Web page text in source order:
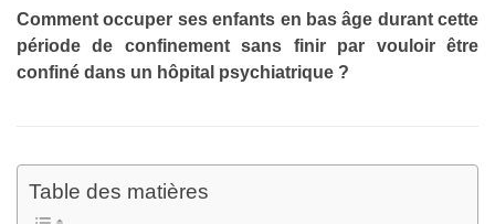
Comment occuper ses enfants en bas âge durant cette
période de confinement sans finir par vouloir être
confiné dans un hôpital psychiatrique ?
Table des matières